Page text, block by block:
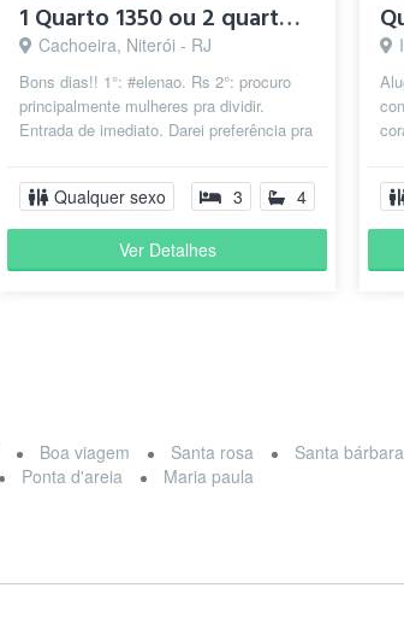
1 Quarto 1350 ou 2 quartos: 1000/800
Cachoeira, Niterói - RJ
Bons dias!! 1°: #elenao. Rs 2°: procuro
principalmente mulheres pra dividir.
Entrada de imediato. Darei preferência pra
Qualquer sexo 3 4
Ver Detalhes
Boa viagem Santa rosa Santa bárbara
Ponta d'areia Maria paula